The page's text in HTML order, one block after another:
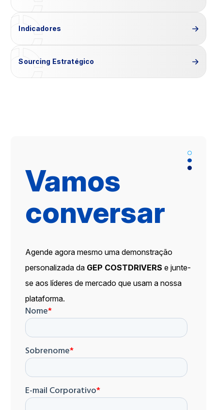
Indicadores
Sourcing Estratégico
Vamos
conversar
Agende agora mesmo uma demonstração
personalizada da GEP COSTDRIVERS e junte-
se aos líderes de mercado que usam a nossa
plataforma.